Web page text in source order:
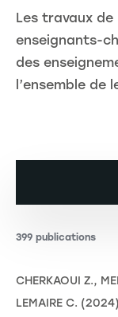
Les travaux
enseignants-
des
l’ensemble de
399 publications
CHERKAOUI Z.,
LEMAIRE C.